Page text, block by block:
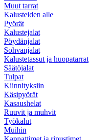
Muut tarrat
Kalusteiden alle
Pyörät
Kalustejalat
Pöydänjalat
Sohvanjalat
Kalustetassut ja huopatarrat
Säätöjalat
Tulpat
Kiinnityksiin
Käsipyörät
Kasaushelat
Ruuvit ja muhvit
Työkalut
Muihin